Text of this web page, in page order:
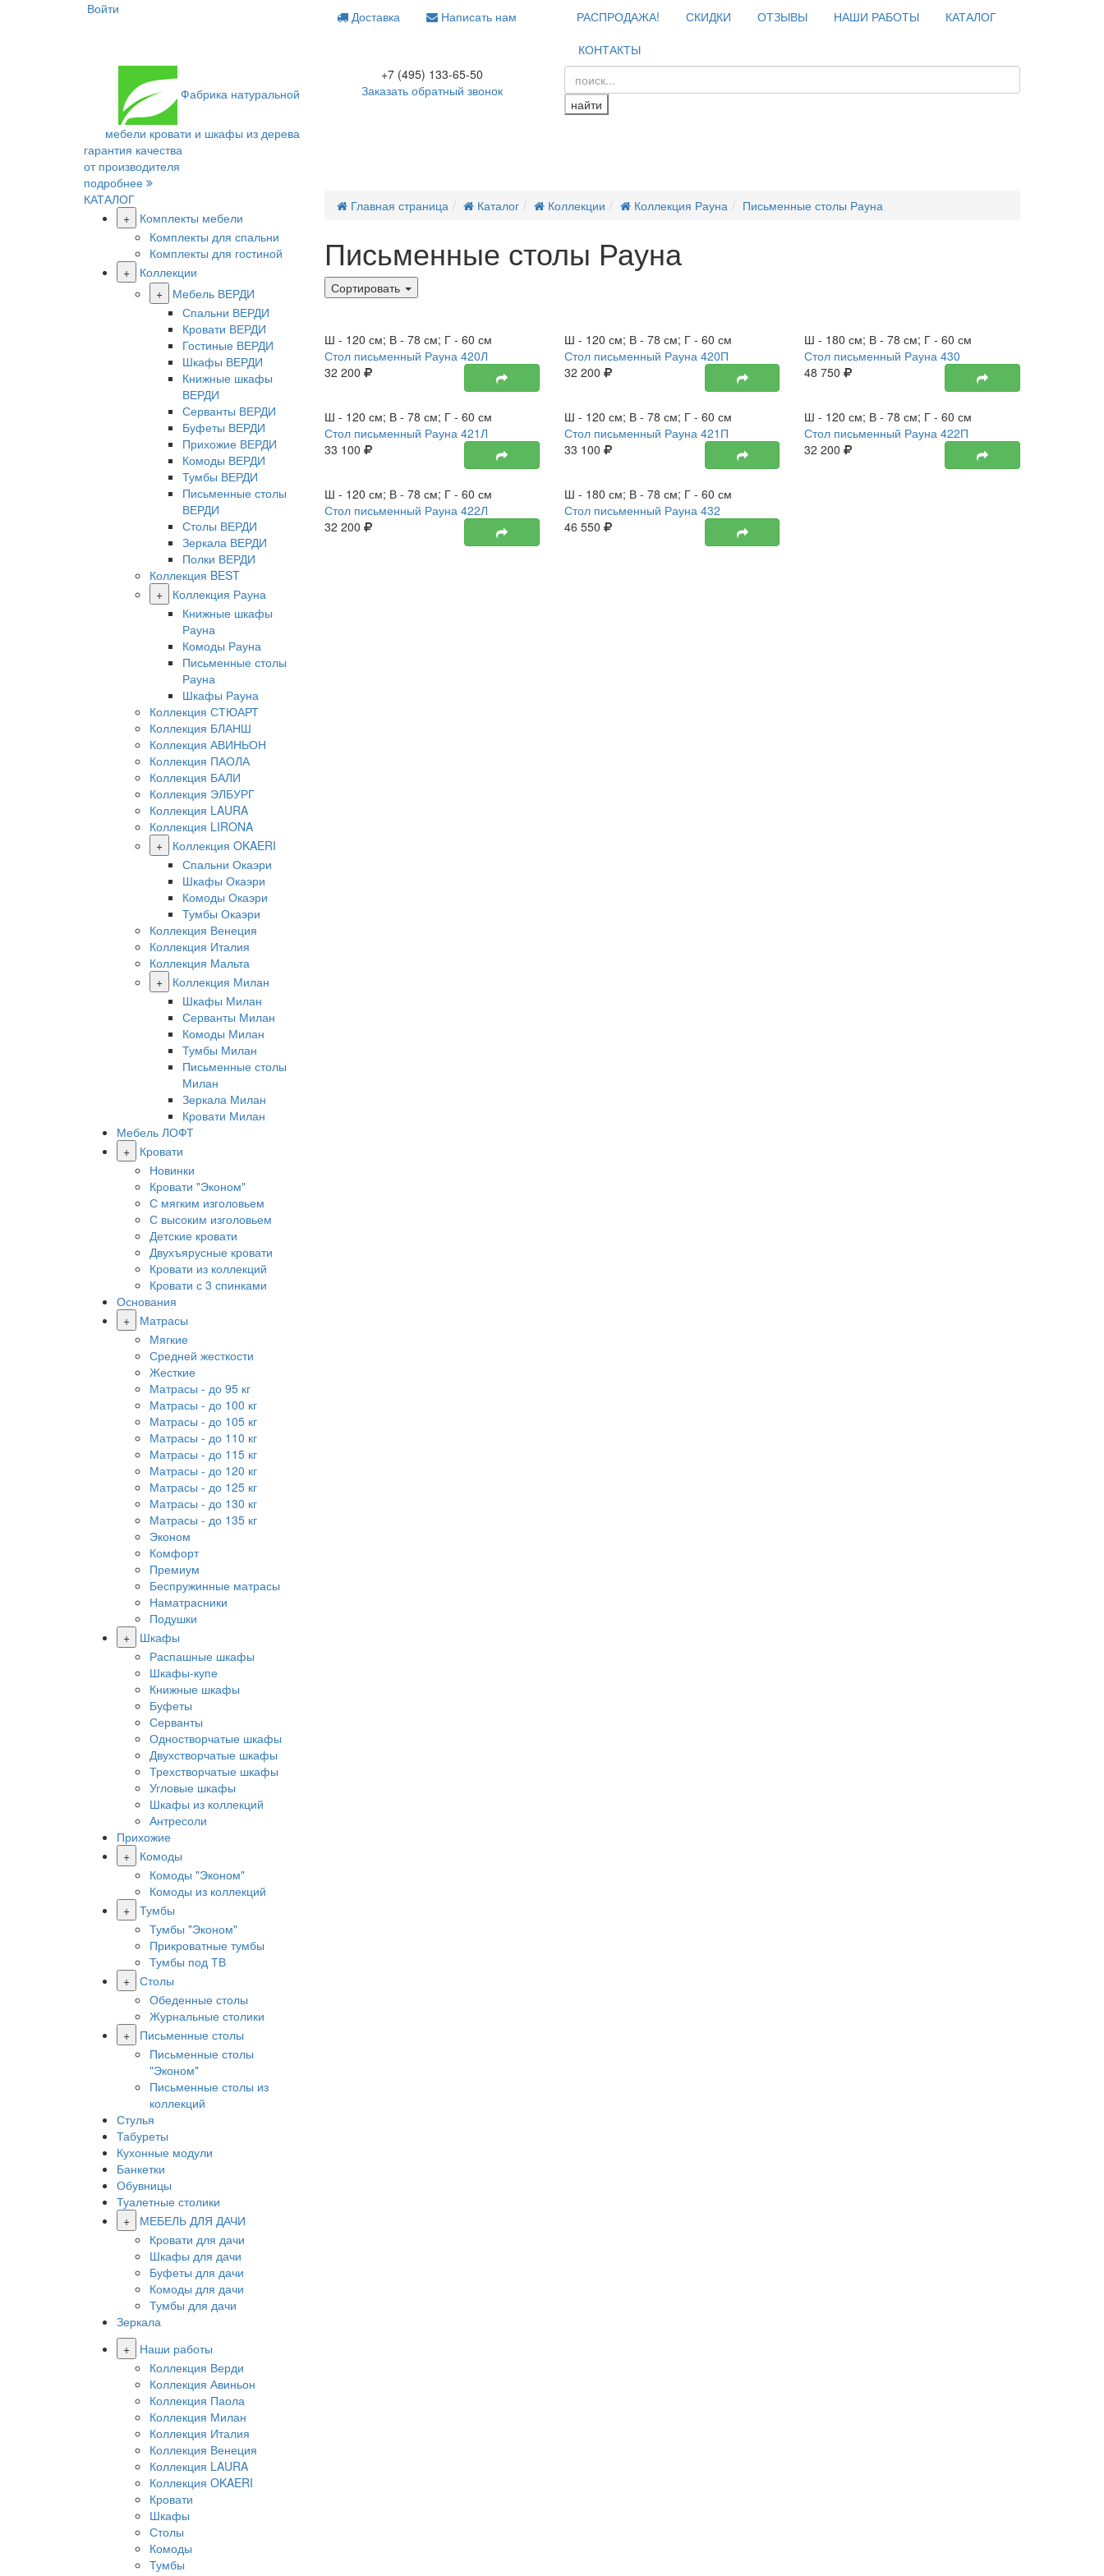
Войти Доставка Написать нам РАСПРОДАЖА! СКИДКИ ОТЗЫВЫ НАШИ РАБОТЫ
КАТАЛОГ
КОНТАКТЫ
Фабрика натуральной
мебели кровати и шкафы из дерева
+7 (495) 133-65-50
Заказать обратный звонок
найти
гарантия качества
от производителя
подробнее
КАТАЛОГ
+
Комплекты мебели
Комплекты для спальни
Комплекты для гостиной
+
Коллекции
+
Мебель ВЕРДИ
Спальни ВЕРДИ
Кровати ВЕРДИ
Гостиные ВЕРДИ
Шкафы ВЕРДИ
Книжные шкафы
ВЕРДИ
Серванты ВЕРДИ
Буфеты ВЕРДИ
Прихожие ВЕРДИ
Комоды ВЕРДИ
Тумбы ВЕРДИ
Письменные столы
ВЕРДИ
Столы ВЕРДИ
Зеркала ВЕРДИ
Полки ВЕРДИ
Коллекция BEST
+
Коллекция Рауна
Книжные шкафы
Рауна
Комоды Рауна
Письменные столы
Рауна
Шкафы Рауна
Коллекция СТЮАРТ
Коллекция БЛАНШ
Коллекция АВИНЬОН
Коллекция ПАОЛА
Коллекция БАЛИ
Коллекция ЭЛБУРГ
Коллекция LAURA
Коллекция LIRONA
+
Коллекция OKAERI
Спальни Окаэри
Шкафы Окаэри
Комоды Окаэри
Тумбы Окаэри
Коллекция Венеция
Коллекция Италия
Коллекция Мальта
+
Коллекция Милан
Шкафы Милан
Серванты Милан
Комоды Милан
Тумбы Милан
Письменные столы
Милан
Зеркала Милан
Кровати Милан
Мебель ЛОФТ
+
Кровати
Новинки
Кровати "Эконом"
С мягким изголовьем
С высоким изголовьем
Детские кровати
Двухъярусные кровати
Кровати из коллекций
Кровати с 3 спинками
Основания
+
Матрасы
Мягкие
Средней жесткости
Жесткие
Матрасы - до 95 кг
Матрасы - до 100 кг
Матрасы - до 105 кг
Матрасы - до 110 кг
Матрасы - до 115 кг
Матрасы - до 120 кг
Матрасы - до 125 кг
Матрасы - до 130 кг
Матрасы - до 135 кг
Эконом
Комфорт
Премиум
Беспружинные матрасы
Наматрасники
Подушки
+
Шкафы
Распашные шкафы
Шкафы-купе
Книжные шкафы
Буфеты
Серванты
Одностворчатые шкафы
Двухстворчатые шкафы
Трехстворчатые шкафы
Угловые шкафы
Шкафы из коллекций
Антресоли
Прихожие
+
Комоды
Комоды "Эконом"
Комоды из коллекций
+ Тумбы
Тумбы "Эконом"
Прикроватные тумбы
Тумбы под ТВ
+ Столы
Обеденные столы
Журнальные столики
+
Письменные столы
Письменные столы
"Эконом"
Письменные столы из
коллекций
Стулья
Табуреты
Кухонные модули
Банкетки
Обувницы
Туалетные столики
+
МЕБЕЛЬ ДЛЯ ДАЧИ
Кровати для дачи
Шкафы для дачи
Буфеты для дачи
Комоды для дачи
Тумбы для дачи
Зеркала
+
Наши работы
Коллекция Верди
Коллекция Авиньон
Коллекция Паола
Коллекция Милан
Коллекция Италия
Коллекция Венеция
Коллекция LAURA
Коллекция OKAERI
Кровати
Шкафы
Столы
Комоды
Тумбы
Главная страница Каталог Коллекции Коллекция Рауна Письменные столы Рауна
Письменные столы Рауна
Сортировать
Ш - 120 см; В - 78 см; Г - 60 см
Стол письменный Рауна 420Л
32 200
Ш - 120 см; В - 78 см; Г - 60 см
Стол письменный Рауна 420П
32 200
Ш - 180 см; В - 78 см; Г - 60 см
Стол письменный Рауна 430
48 750
Ш - 120 см; В - 78 см; Г - 60 см
Стол письменный Рауна 421Л
33 100
Ш - 120 см; В - 78 см; Г - 60 см
Стол письменный Рауна 421П
33 100
Ш - 120 см; В - 78 см; Г - 60 см
Стол письменный Рауна 422П
32 200
Ш - 120 см; В - 78 см; Г - 60 см
Стол письменный Рауна 422Л
32 200
Ш - 180 см; В - 78 см; Г - 60 см
Стол письменный Рауна 432
46 550